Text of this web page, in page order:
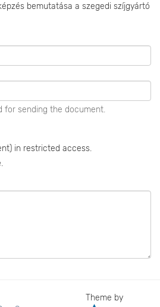
bemutatása a szegedi szíjgyártó
for sending the document.
in restricted access.
Theme by